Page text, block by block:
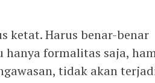
ketat. Harus benar-benar
hanya formalitas saja,
tidak akan